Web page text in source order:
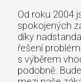
Od roku 2004
spokojených
díky
řešení
s výběrem
podobně.